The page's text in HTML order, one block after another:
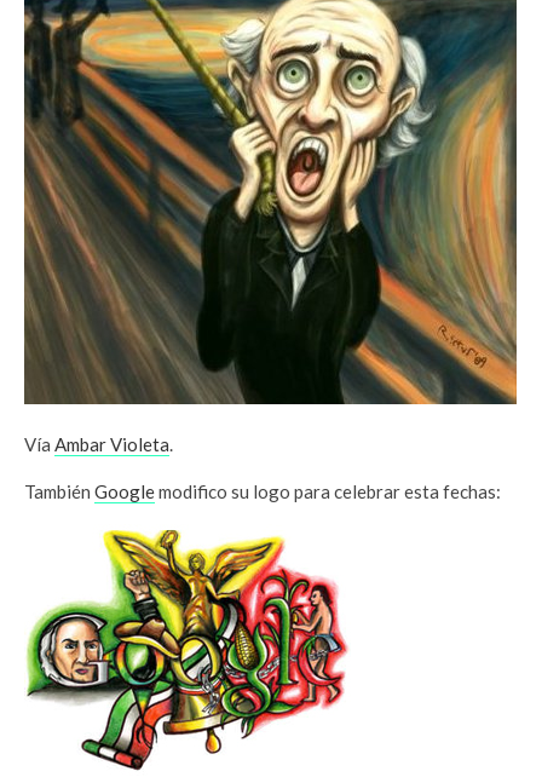
Vía Ambar Violeta.
También Googlemodifico su logo para celebrar esta fechas: